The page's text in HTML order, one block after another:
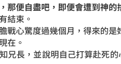
那便自盡吧，即便會遭到神的
結束。
戰心驚度過幾個月，得來的是
在。
兄長，並說明自己打算赴死